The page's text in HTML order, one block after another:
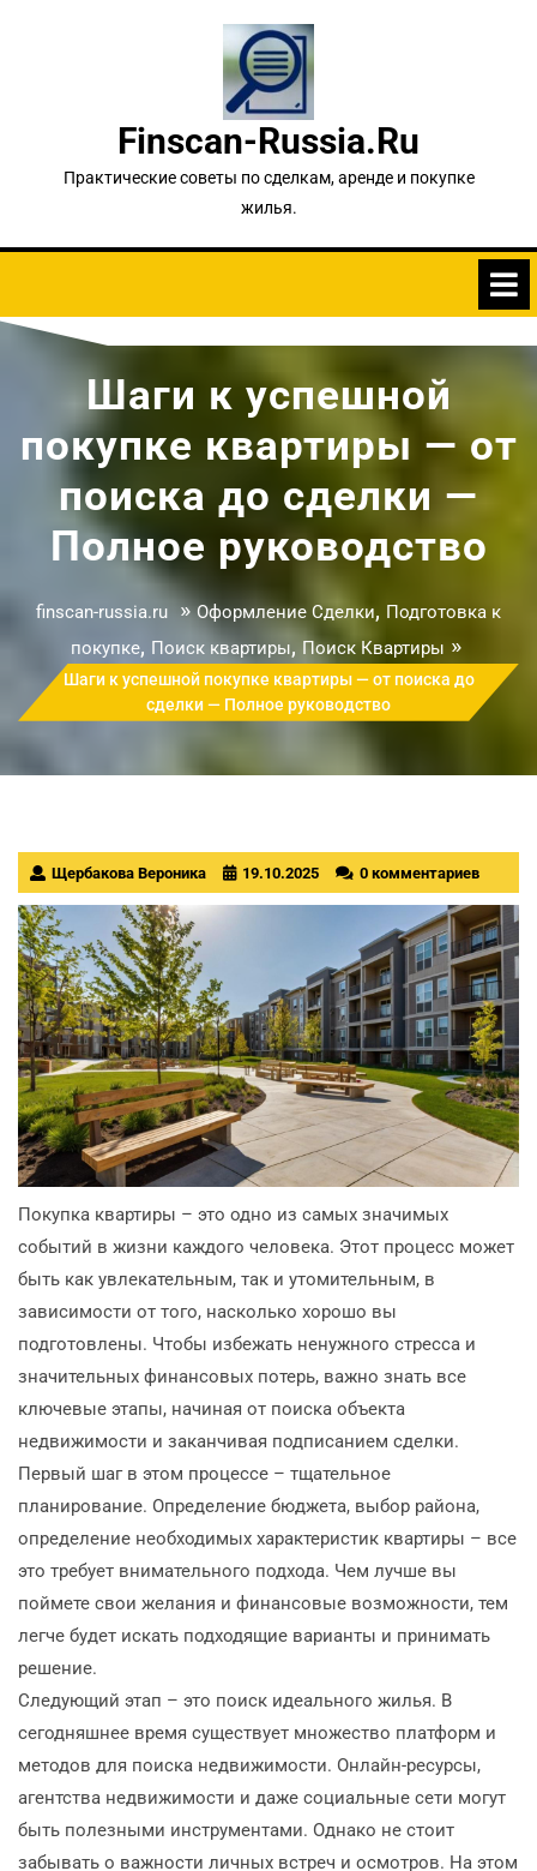
Finscan-Russia.ru
Практические советы по сделкам, аренде и покупке
жилья.
Шаги к успешной
покупке квартиры — от
поиска до сделки —
Полное руководство
finscan-russia.ru »Оформление Сделки, Подготовка к
покупке, Поиск квартиры, Поиск Квартиры »
Шаги к успешной покупке квартиры — от поиска до
сделки — Полное руководство
Щербакова Вероника 19.10.2025 0 комментариев
Покупка квартиры – это одно из самых значимых
событий в жизни каждого человека. Этот процесс может
быть как увлекательным, так и утомительным, в
зависимости от того, насколько хорошо вы
подготовлены. Чтобы избежать ненужного стресса и
значительных финансовых потерь, важно знать все
ключевые этапы, начиная от поиска объекта
недвижимости и заканчивая подписанием сделки.
Первый шаг в этом процессе – тщательное
планирование. Определение бюджета, выбор района,
определение необходимых характеристик квартиры – все
это требует внимательного подхода. Чем лучше вы
поймете свои желания и финансовые возможности, тем
легче будет искать подходящие варианты и принимать
решение.
Следующий этап – это поиск идеального жилья. В
сегодняшнее время существует множество платформ и
методов для поиска недвижимости. Онлайн-ресурсы,
агентства недвижимости и даже социальные сети могут
быть полезными инструментами. Однако не стоит
забывать о важности личных встреч и осмотров. На этом